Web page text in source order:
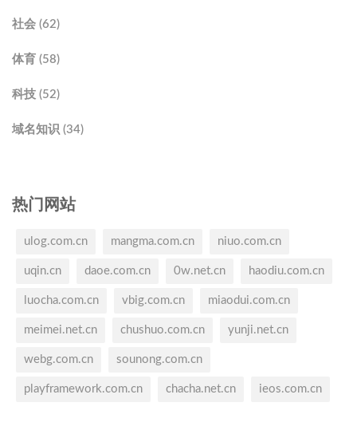
社会 (62)
体育 (58)
科技 (52)
域名知识 (34)
热门网站
ulog.com.cn mangma.com.cn niuo.com.cn
uqin.cn daoe.com.cn 0w.net.cn haodiu.com.cn
luocha.com.cn vbig.com.cn miaodui.com.cn
meimei.net.cn chushuo.com.cn yunji.net.cn
webg.com.cn sounong.com.cn
playframework.com.cn chacha.net.cn ieos.com.cn